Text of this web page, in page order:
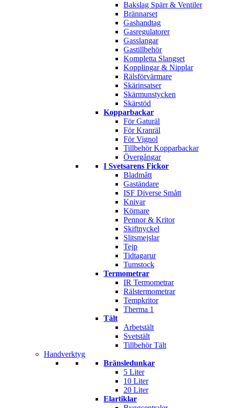
Bakslag Spärr & Ventiler
Brännarset
Gashandtag
Gasregulatorer
Gasslangar
Gastillbehör
Kompletta Slangset
Kopplingar & Nipplar
Rälsförvärmare
Skärinsatser
Skärmunstycken
Skärstöd
Kopparbackar
För Gaturäl
För Kranräl
För Vignol
Tillbehör Kopparbackar
Övergångar
I Svetsarens Fickor
Bladmått
Gaständare
ISF Diverse Smått
Knivar
Körnare
Pennor & Kritor
Skiftnyckel
Slitsmejslar
Tejp
Tidtagarur
Tumstock
Termometrar
IR Termometrar
Rälstermometrar
Tempkritor
Therma 1
Tält
Arbetstält
Svetstält
Tillbehör Tält
Handverktyg
Bränsledunkar
5 Liter
10 Liter
20 Liter
Elartiklar